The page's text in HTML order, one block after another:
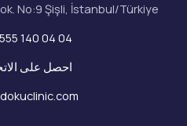
No:9 Şişli, İstanbul/Türkiye
140 04 04
احصل على